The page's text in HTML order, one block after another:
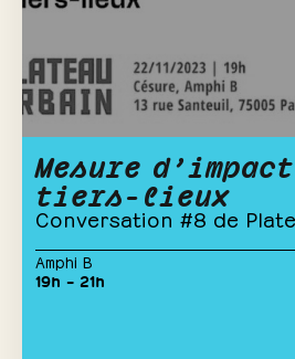
Mesure
tiers-lieux
Conversation #8 de
Amphi B
19h – 21h